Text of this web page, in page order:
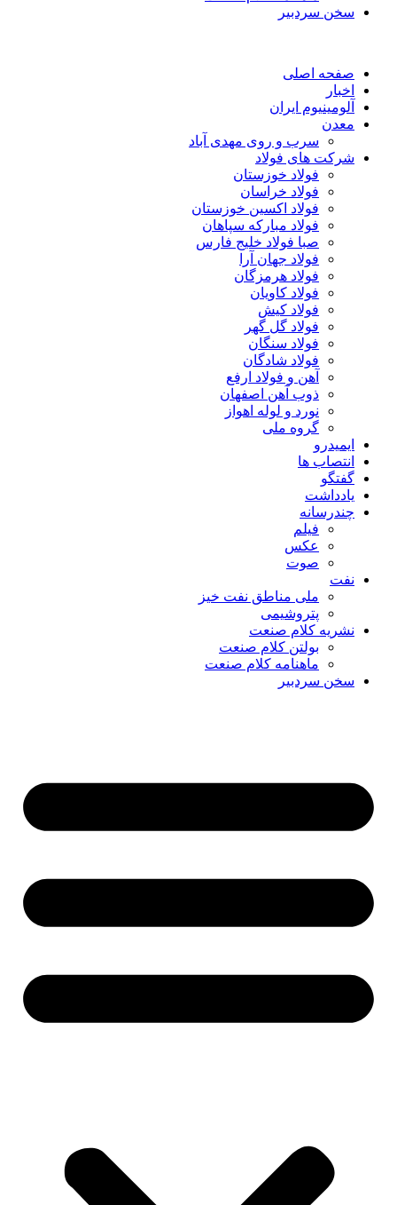
سخن سردبیر
صفحه اصلی
اخبار
آلومینیوم ایران
معدن
سرب و روی مهدی آباد
شرکت های فولاد
فولاد خوزستان
فولاد خراسان
فولاد اکسین خوزستان
فولاد مبارکه سپاهان
صبا فولاد خلیج فارس
فولاد جهان آرا
فولاد هرمزگان
فولاد کاویان
فولاد کیش
فولاد گل گهر
فولاد سنگان
فولاد شادگان
آهن و فولاد ارفع
ذوب آهن اصفهان
نورد و لوله اهواز
گروه ملی
ایمیدرو
انتصاب ها
گفتگو
یادداشت
چندرسانه
فیلم
عکس
صوت
نفت
ملی مناطق نفت خیز
پتروشیمی
نشریه کلام صنعت
بولتن کلام صنعت
ماهنامه کلام صنعت
سخن سردبیر